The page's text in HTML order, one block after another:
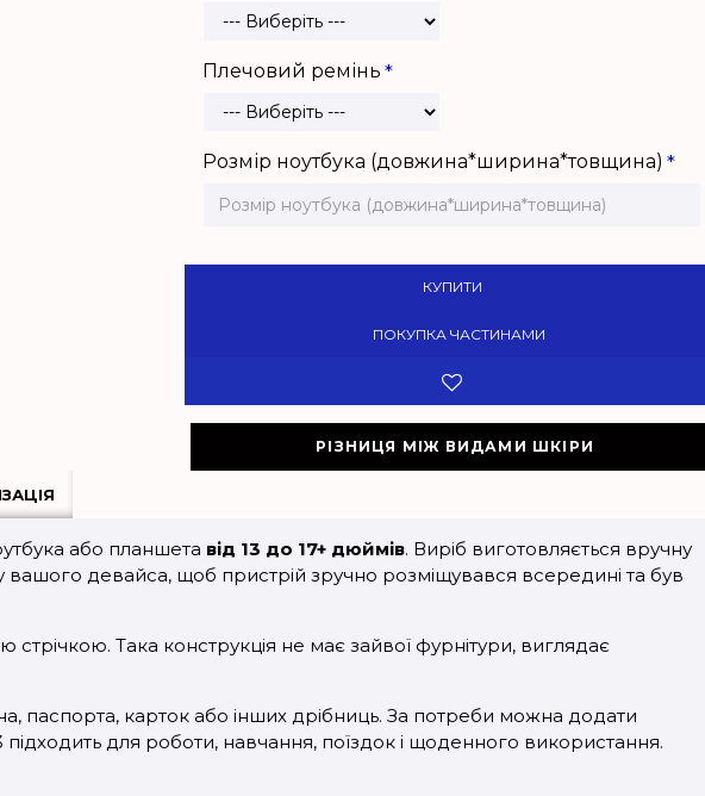
Плечовий ремінь
Розмір ноутбука (довжина*ширина*товщина)
КУПИТИ
ПОКУПКА ЧАСТИНАМИ
РІЗНИЦЯ МІЖ ВИДАМИ ШКІРИ
або планшета від 13 до 17+ дюймів. Виріб виготовляється вручну
вашого девайса, щоб пристрій зручно розміщувався всередині та був
Така конструкція не має зайвої фурнітури, виглядає
паспорта, карток або інших дрібниць. За потреби можна додати
підходить для роботи, навчання, поїздок і щоденного використання.